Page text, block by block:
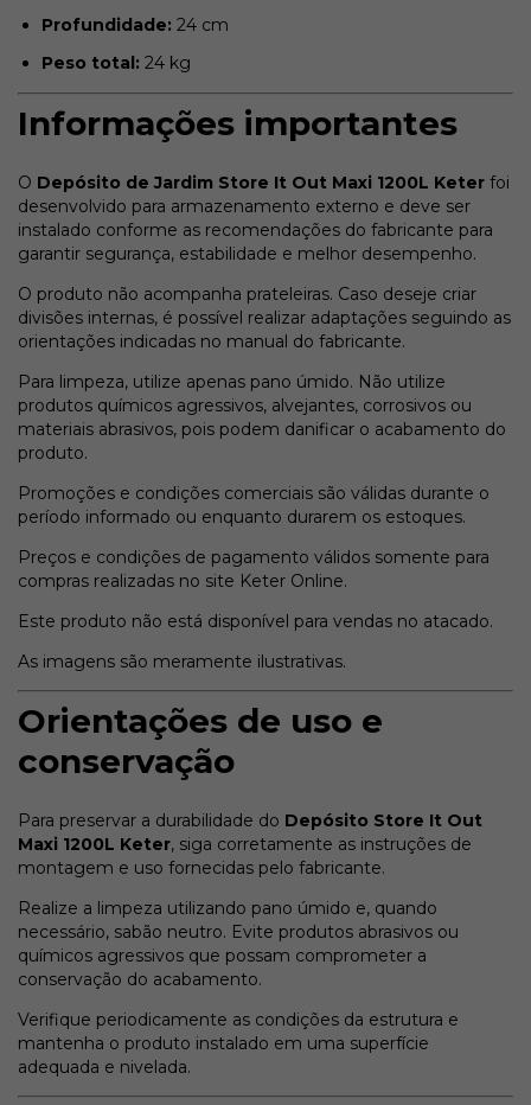
Profundidade: 24 cm
Peso total: 24 kg
Informações importantes
O Depósito de Jardim Store It Out Maxi 1200L Keter foi
desenvolvido para armazenamento externo e deve ser
instalado conforme as recomendações do fabricante para
garantir segurança, estabilidade e melhor desempenho.
O produto não acompanha prateleiras. Caso deseje criar
divisões internas, é possível realizar adaptações seguindo as
orientações indicadas no manual do fabricante.
Para limpeza, utilize apenas pano úmido. Não utilize
produtos químicos agressivos, alvejantes, corrosivos ou
materiais abrasivos, pois podem danificar o acabamento do
produto.
Promoções e condições comerciais são válidas durante o
período informado ou enquanto durarem os estoques.
Preços e condições de pagamento válidos somente para
compras realizadas no site Keter Online.
Este produto não está disponível para vendas no atacado.
As imagens são meramente ilustrativas.
Orientações de uso e
conservação
Para preservar a durabilidade do Depósito Store It Out
Maxi 1200L Keter, siga corretamente as instruções de
montagem e uso fornecidas pelo fabricante.
Realize a limpeza utilizando pano úmido e, quando
necessário, sabão neutro. Evite produtos abrasivos ou
químicos agressivos que possam comprometer a
conservação do acabamento.
Verifique periodicamente as condições da estrutura e
mantenha o produto instalado em uma superfície
adequada e nivelada.